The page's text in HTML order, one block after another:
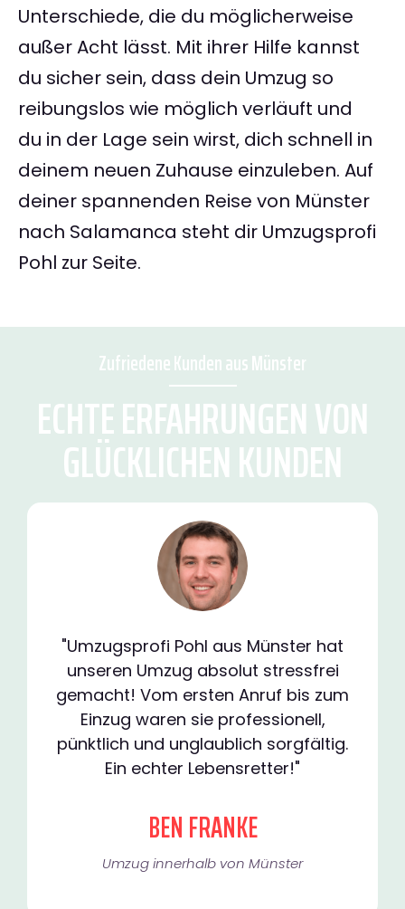
Unterschiede, die du möglicherweise
außer Acht lässt. Mit ihrer Hilfe kannst
du sicher sein, dass dein Umzug so
reibungslos wie möglich verläuft und
du in der Lage sein wirst, dich schnell in
deinem neuen Zuhause einzuleben. Auf
deiner spannenden Reise von Münster
nach Salamanca steht dir Umzugsprofi
Pohl zur Seite.
Zufriedene Kunden aus Münster
ECHTE ERFAHRUNGEN VON
GLÜCKLICHEN KUNDEN
"Umzugsprofi Pohl aus Münster hat
unseren Umzug absolut stressfrei
gemacht! Vom ersten Anruf bis zum
Einzug waren sie professionell,
pünktlich und unglaublich sorgfältig.
Ein echter Lebensretter!"
BEN FRANKE
Umzug innerhalb von Münster​